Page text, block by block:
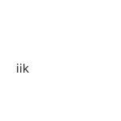
iik